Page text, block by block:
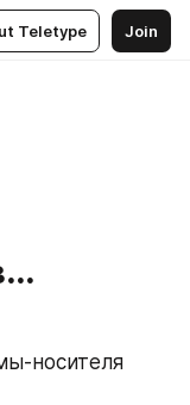
Teletype Join
носителя